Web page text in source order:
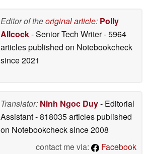
Editor of theoriginal article: Polly
Allcock- Senior Tech Writer- 5964
articles published on Notebookcheck
since 2021
Translator: Ninh Ngoc Duy- Editorial
Assistant- 818035 articles published
on Notebookchecksince 2008
contact me via:
Facebook